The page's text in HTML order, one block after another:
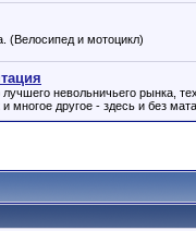
(Велосипед и мотоцикл)
невольничьего рынка,
многое другое - здесь и без